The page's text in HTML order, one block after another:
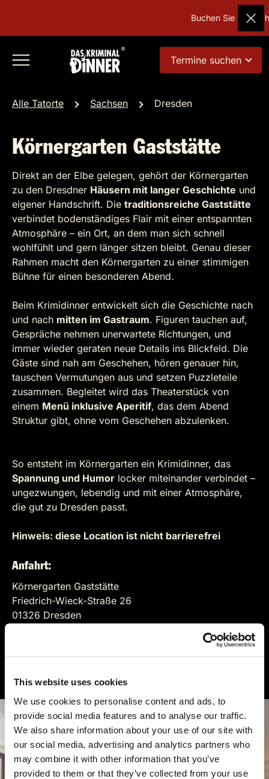
This website uses cookies
We use cookies to personalise content and ads, to
provide social media features and to analyse our traffic.
We also share information about your use of our site with
our social media, advertising and analytics partners who
may combine it with other information that you’ve
provided to them or that they’ve collected from your use
Buchen Sie
Termine suchen
Alle Tatorte Sachsen Dresden
Körnergarten Gaststätte
Direkt an der Elbe gelegen, gehört der Körnergarten
zu den Dresdner Häusern mit langer Geschichte und
eigener Handschrift. Die traditionsreiche Gaststätte
verbindet bodenständiges Flair mit einer entspannten
Atmosphäre – ein Ort, an dem man sich schnell
wohlfühlt und gern länger sitzen bleibt. Genau dieser
Rahmen macht den Körnergarten zu einer stimmigen
Bühne für einen besonderen Abend.
Beim Krimidinner entwickelt sich die Geschichte nach
und nach mitten im Gastraum. Figuren tauchen auf,
Gespräche nehmen unerwartete Richtungen, und
immer wieder geraten neue Details ins Blickfeld. Die
Gäste sind nah am Geschehen, hören genauer hin,
tauschen Vermutungen aus und setzen Puzzleteile
zusammen. Begleitet wird das Theaterstück von
einem Menü inklusive Aperitif, das dem Abend
Struktur gibt, ohne vom Geschehen abzulenken.
So entsteht im Körnergarten ein Krimidinner, das
Spannung und Humor locker miteinander verbindet –
ungezwungen, lebendig und mit einer Atmosphäre,
die gut zu Dresden passt.
Hinweis: diese Location ist nicht barrierefrei
Anfahrt:
Körnergarten Gaststätte
Friedrich-Wieck-Straße 26
01326 Dresden